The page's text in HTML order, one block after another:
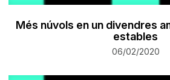
Més núvols en un divendres
estables
06/02/2020